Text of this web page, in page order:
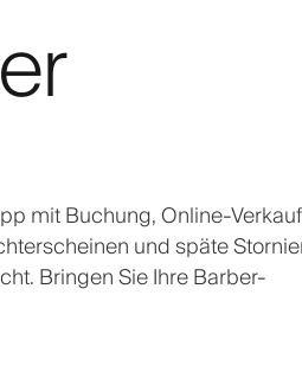
mit Buchung, Online-
und späte
Bringen Sie Ihre Barber-